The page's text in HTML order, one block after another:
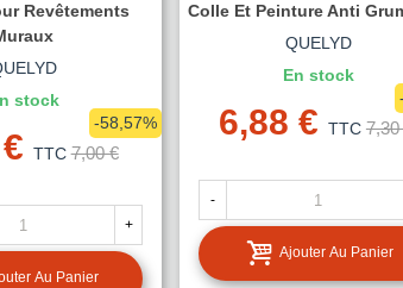
Revêtements
stock
TTC 7,00 €
-58,57%
+
Au Panier
Colle Et Peinture Anti
QUELYD
En stock
6,88 € TTC 7,30
-
Ajouter Au Panier